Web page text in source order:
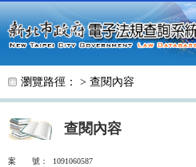
跳至主要內容
瀏覽路徑： > 查閱內容
查閱內容
案 號：
1091060587